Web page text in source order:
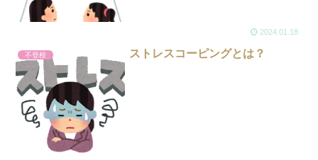
2024.01.18
不登校 ストレスコーピングとは？